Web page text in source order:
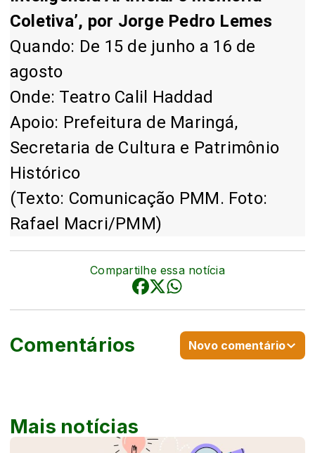
Coletiva’, por Jorge Pedro Lemes
Quando: De 15 de junho a 16 de
agosto
Onde: Teatro Calil Haddad
Apoio: Prefeitura de Maringá,
Secretaria de Cultura e Patrimônio
Histórico
(Texto: Comunicação PMM. Foto:
Rafael Macri/PMM)
Compartilhe essa notícia
Comentários Novo comentário
Mais notícias